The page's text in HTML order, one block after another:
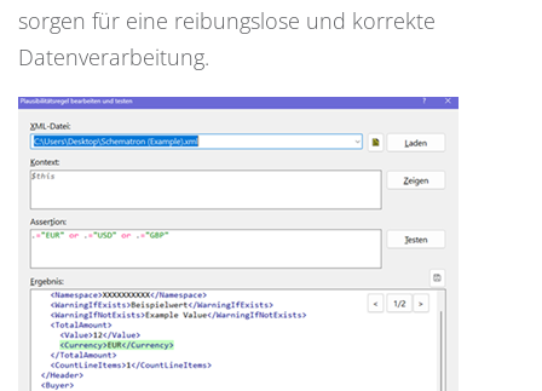
sorgen für eine reibungslose und korrekte
Datenverarbeitung.